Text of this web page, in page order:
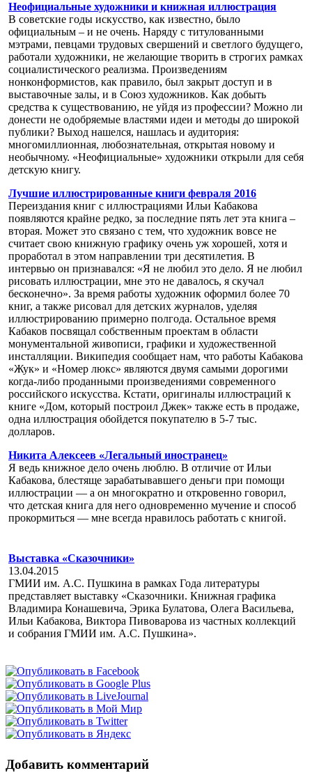
Неофициальные художники и книжная иллюстрация
В советские годы искусство, как известно, было
официальным – и не очень. Наряду с титулованными
мэтрами, певцами трудовых свершений и светлого будущего,
работали художники, не желающие творить в строгих рамках
социалистического реализма. Произведениям
нонконформистов, как правило, был закрыт доступ и в
выставочные залы, и в Союз художников. Как добыть
средства к существованию, не уйдя из профессии? Можно ли
донести не одобряемые властями идеи и методы до широкой
публики? Выход нашелся, нашлась и аудитория:
многомиллионная, любознательная, открытая новому и
необычному. «Неофициальные» художники открыли для себя
детскую книгу.
Лучшие иллюстрированные книги февраля 2016
Переиздания книг с иллюстрациями Ильи Кабакова
появляются крайне редко, за последние пять лет эта книга –
вторая. Может это связано с тем, что художник вовсе не
считает свою книжную графику очень уж хорошей, хотя и
проработал в этом направлении три десятилетия. В
интервью он признавался: «Я не любил это дело. Я не любил
рисовать иллюстрации, мне это не давалось, я скучал
бесконечно». За время работы художник оформил более 70
книг, а также рисовал для детских журналов, уделяя
иллюстрированию примерно полгода. Остальное время
Кабаков посвящал собственным проектам в области
монументальной живописи, графики и художественной
инсталляции. Википедия сообщает нам, что работы Кабакова
«Жук» и «Номер люкс» являются двумя самыми дорогими
когда-либо проданными произведениями современного
российского искусства. Кстати, оригиналы иллюстраций к
книге «Дом, который построил Джек» также есть в продаже,
одна иллюстрация обойдется покупателю в 5-7 тыс.
долларов.
Никита Алексеев «Легальный иностранец»
Я ведь книжное дело очень люблю. В отличие от Ильи
Кабакова, блестяще зарабатывавшего деньги при помощи
иллюстрации — а он многократно и откровенно говорил,
что детская книга для него одновременно мучение и способ
прокормиться — мне всегда нравилось работать с книгой.
Выставка «Сказочники»
13.04.2015
ГМИИ им. А.С. Пушкина в рамках Года литературы
представляет выставку «Сказочники. Книжная графика
Владимира Конашевича, Эрика Булатова, Олега Васильева,
Ильи Кабакова, Виктора Пивоварова из частных коллекций
и собрания ГМИИ им. А.С. Пушкина».
Добавить комментарий